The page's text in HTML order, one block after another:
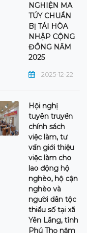
NGHIỆN MA
TÚY CHUẨN
BỊ TÁI HÒA
NHẬP CỘNG
ĐỒNG NĂM
2025
2025-12-22
Hội nghị
tuyên truyền
chính sách
việc làm, tư
vấn giới thiệu
việc làm cho
lao động hộ
nghèo, hộ cận
nghèo và
người dân tộc
thiểu số tại xã
Yên Lãng, tỉnh
Phú Thọ năm